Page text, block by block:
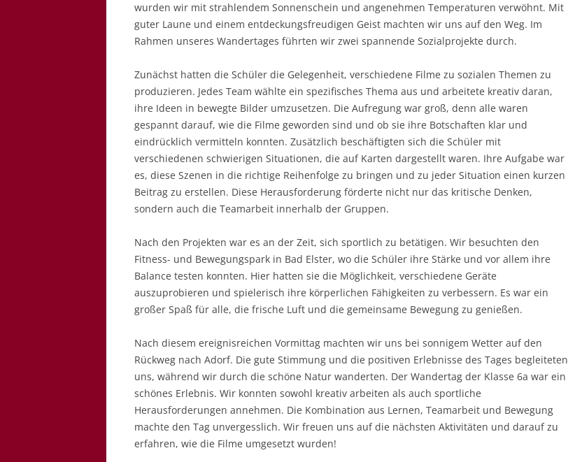
wurden wir mit strahlendem Sonnenschein und angenehmen Temperaturen verwöhnt. Mit
guter Laune und einem entdeckungsfreudigen Geist machten wir uns auf den Weg. Im
Rahmen unseres Wandertages führten wir zwei spannende Sozialprojekte durch.
Zunächst hatten die Schüler die Gelegenheit, verschiedene Filme zu sozialen Themen zu
produzieren. Jedes Team wählte ein spezifisches Thema aus und arbeitete kreativ daran,
ihre Ideen in bewegte Bilder umzusetzen. Die Aufregung war groß, denn alle waren
gespannt darauf, wie die Filme geworden sind und ob sie ihre Botschaften klar und
eindrücklich vermitteln konnten. Zusätzlich beschäftigten sich die Schüler mit
verschiedenen schwierigen Situationen, die auf Karten dargestellt waren. Ihre Aufgabe war
es, diese Szenen in die richtige Reihenfolge zu bringen und zu jeder Situation einen kurzen
Beitrag zu erstellen. Diese Herausforderung förderte nicht nur das kritische Denken,
sondern auch die Teamarbeit innerhalb der Gruppen.
Nach den Projekten war es an der Zeit, sich sportlich zu betätigen. Wir besuchten den
Fitness- und Bewegungspark in Bad Elster, wo die Schüler ihre Stärke und vor allem ihre
Balance testen konnten. Hier hatten sie die Möglichkeit, verschiedene Geräte
auszuprobieren und spielerisch ihre körperlichen Fähigkeiten zu verbessern. Es war ein
großer Spaß für alle, die frische Luft und die gemeinsame Bewegung zu genießen.
Nach diesem ereignisreichen Vormittag machten wir uns bei sonnigem Wetter auf den
Rückweg nach Adorf. Die gute Stimmung und die positiven Erlebnisse des Tages begleiteten
uns, während wir durch die schöne Natur wanderten. Der Wandertag der Klasse 6a war ein
schönes Erlebnis. Wir konnten sowohl kreativ arbeiten als auch sportliche
Herausforderungen annehmen. Die Kombination aus Lernen, Teamarbeit und Bewegung
machte den Tag unvergesslich. Wir freuen uns auf die nächsten Aktivitäten und darauf zu
erfahren, wie die Filme umgesetzt wurden!